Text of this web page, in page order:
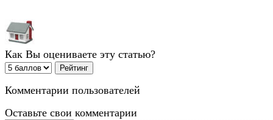
Как Вы оцениваете эту статью?
Комментарии пользователей
Оставьте свои комментарии